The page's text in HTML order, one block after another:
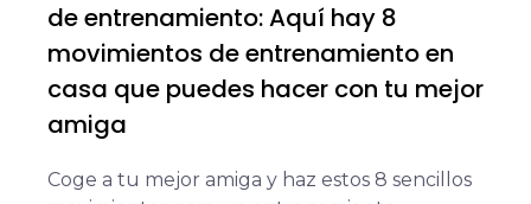
de entrenamiento: Aquí hay 8
movimientos de entrenamiento en
casa que puedes hacer con tu mejor
amiga
Coge a tu mejor amiga y haz estos 8 sencillos